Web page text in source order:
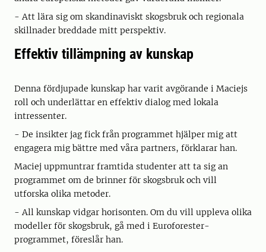
- Att lära sig om skandinaviskt skogsbruk och regionala
skillnader breddade mitt perspektiv.
Effektiv tillämpning av kunskap
Denna fördjupade kunskap har varit avgörande i Maciejs
roll och underlättar en effektiv dialog med lokala
intressenter.
- De insikter jag fick från programmet hjälper mig att
engagera mig bättre med våra partners, förklarar han.
Maciej uppmuntrar framtida studenter att ta sig an
programmet om de brinner för skogsbruk och vill
utforska olika metoder.
- All kunskap vidgar horisonten. Om du vill uppleva olika
modeller för skogsbruk, gå med i Euroforester-
programmet, föreslår han.